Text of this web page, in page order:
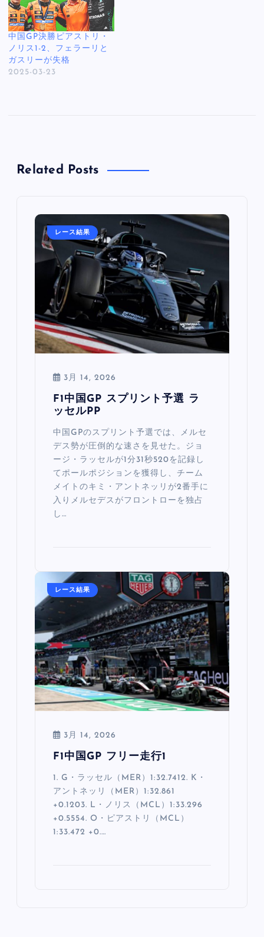
中国GP決勝ピアストリ・
ノリス1-2、フェラーリと
ガスリーが失格
2025-03-23
Related Posts
レース結果
3月 14, 2026
F1中国GP スプリント予選 ラ
ッセルPP
中国GPのスプリント予選では、メルセ
デス勢が圧倒的な速さを見せた。ジョ
ージ・ラッセルが1分31秒520を記録し
てポールポジションを獲得し、チーム
メイトのキミ・アントネッリが2番手に
入りメルセデスがフロントローを独占
し…
レース結果
3月 14, 2026
F1中国GP フリー走行1
1. G・ラッセル（MER）1:32.7412. K・
アントネッリ（MER）1:32.861
+0.1203. L・ノリス（MCL）1:33.296
+0.5554. O・ピアストリ（MCL）
1:33.472 +0.…